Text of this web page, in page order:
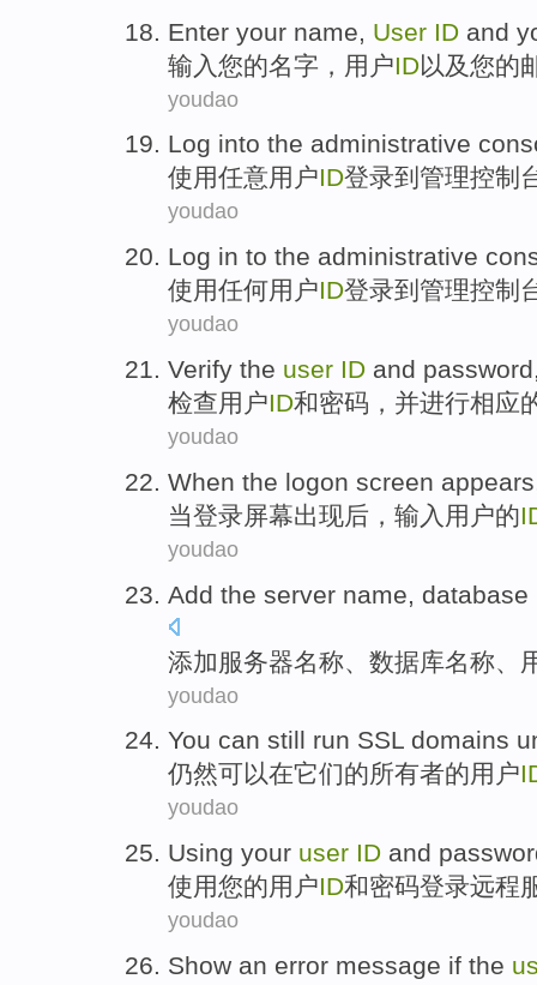
Enter your name User ID and
输入 您的名字 ， 用户ID以及您的
youdao
Log into the administrative
使用任意用户ID登录到 管理控制
youdao
Log in to the administrative
使用任何用户ID登录到 管理控制
youdao
Verify the user ID and password
检查用户ID和密码 ， 并进行相应
youdao
When the logon screen appears
当登录屏幕出现后 ， 输入 用户的
youdao
Add the server name database
添加服务器名称 数据库名称、
youdao
You can still run SSL domains
仍然可以在它们的所有者的用户
youdao
Using your user ID and
使用您的用户ID和密码登录远程
youdao
Show an error message if the